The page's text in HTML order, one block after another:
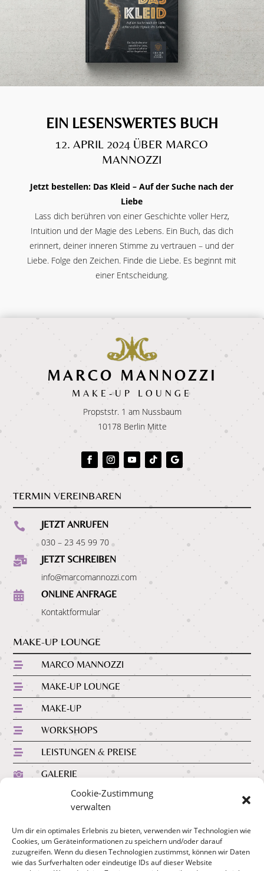
Cookie-Zustimmung
verwalten
Um dir ein optimales Erlebnis zu bieten, verwenden wir Technologien wie
Cookies, um Geräteinformationen zu speichern und/oder darauf
zuzugreifen. Wenn du diesen Technologien zustimmst, können wir Daten
wie das Surfverhalten oder eindeutige IDs auf dieser Website
EIN LESENSWERTES BUCH
12. APRIL 2024 ÜBER MARCO
MANNOZZI
Jetzt bestellen: Das Kleid – Auf der Suche nach der
Liebe
Lass dich berühren von einer Geschichte voller Herz,
Intuition und der Magie des Lebens. Ein Buch, das dich
erinnert, deiner inneren Stimme zu vertrauen – und der
Liebe. Folge den Zeichen. Finde die Liebe. Es beginnt mit
einer Entscheidung.
MARCO MANNOZZI
MAKE-UP LOUNGE
Propststr. 1 am Nussbaum
10178 Berlin Mitte
TERMIN VEREINBAREN

JETZT ANRUFEN
030 – 23 45 99 70

JETZT SCHREIBEN
info@marcomannozzi.com

ONLINE ANFRAGE
Kontaktformular
MAKE-UP LOUNGE
 MARCO MANNOZZI
 MAKE-UP LOUNGE
 MAKE-UP
 WORKSHOPS
 LEISTUNGEN & PREISE
 GALERIE
WICHTIGE LINKS
 ZUM SHOP
 BUCH BESTELLEN